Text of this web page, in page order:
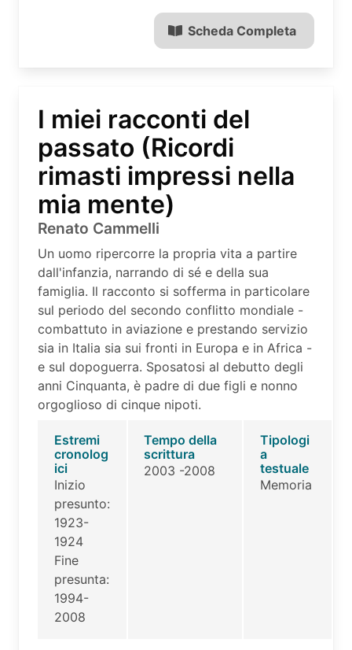
Scheda Completa
I miei racconti del
passato (Ricordi
rimasti impressi nella
mia mente)
Renato Cammelli
Un uomo ripercorre la propria vita a partire
dall'infanzia, narrando di sé e della sua
famiglia. Il racconto si sofferma in particolare
sul periodo del secondo conflitto mondiale -
combattuto in aviazione e prestando servizio
sia in Italia sia sui fronti in Europa e in Africa -
e sul dopoguerra. Sposatosi al debutto degli
anni Cinquanta, è padre di due figli e nonno
orgoglioso di cinque nipoti.
Estremi
cronolog
ici
Inizio
presunto:
1923-
1924
Fine
presunta:
1994-
2008
Tempo della
scrittura
2003 -2008
Tipologi
a
testuale
Memoria